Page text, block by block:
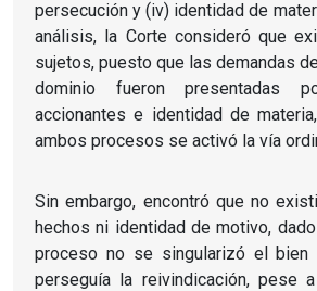
persecución y (iv) identidad de
análisis, la Corte consideró que
sujetos, puesto que las demandas
dominio fueron presentadas
accionantes e identidad de
ambos procesos se activó la vía
Sin embargo, encontró que no
hechos ni identidad de motivo,
proceso no se singularizó el
perseguía la reivindicación, pese